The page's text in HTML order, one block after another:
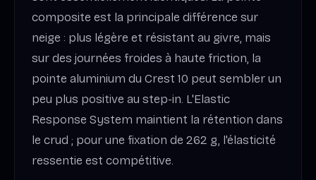
composite est la principale différence sur
neige : plus légère et résistant au givre, mais
sur des journées froides à haute friction, la
pointe aluminium du Crest 10 peut sembler un
peu plus positive au step-in. L'Elastic
Response System maintient la rétention dans
le crud ; pour une fixation de 262 g, l'élasticité
ressentie est compétitive.